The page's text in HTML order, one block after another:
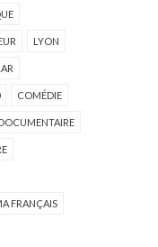
LYON
COMÉDIE
FRANÇAIS